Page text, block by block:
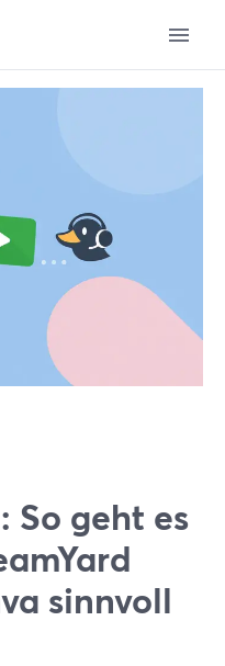
So geht es
sinnvoll